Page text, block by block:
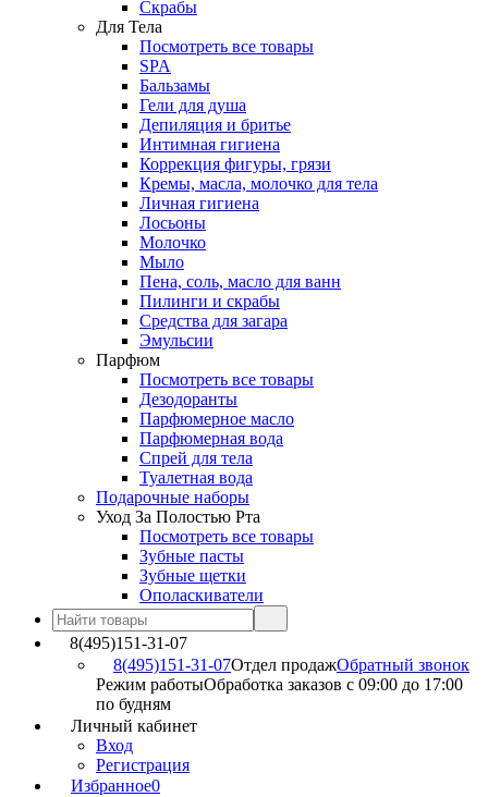
Скрабы
Для Тела
Посмотреть все товары
SPA
Бальзамы
Гели для душа
Депиляция и бритье
Интимная гигиена
Коррекция фигуры, грязи
Кремы, масла, молочко для тела
Личная гигиена
Лосьоны
Молочко
Мыло
Пена, соль, масло для ванн
Пилинги и скрабы
Средства для загара
Эмульсии
Парфюм
Посмотреть все товары
Дезодоранты
Парфюмерное масло
Парфюмерная вода
Спрей для тела
Туалетная вода
Подарочные наборы
Уход За Полостью Рта
Посмотреть все товары
Зубные пасты
Зубные щетки
Ополаскиватели
8(495)151-31-07
8(495)151-31-07Отдел продажОбратный звонок
Режим работыОбработка заказов с 09:00 до 17:00
по будням
Личный кабинет
Вход
Регистрация
Избранное0